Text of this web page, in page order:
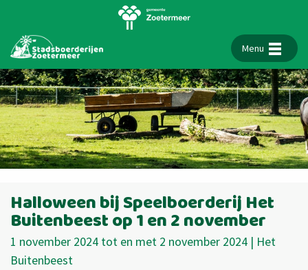
Menu
Halloween bij Speelboerderij Het
Buitenbeest op 1 en 2 november
1 november 2024 tot en met 2 november 2024 | Het
Buitenbeest